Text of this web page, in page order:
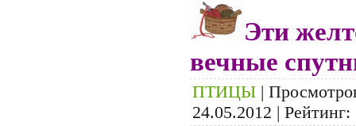
Эти
вечные
ПТИЦЫ |
24.05.2012 | Рейтинг: